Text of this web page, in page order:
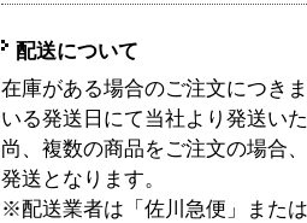
配送について
在庫がある場合のご注文につき
いる発送日にて当社より発送い
尚、複数の商品をご注文の場合
発送となります。
※配送業者は「佐川急便」また